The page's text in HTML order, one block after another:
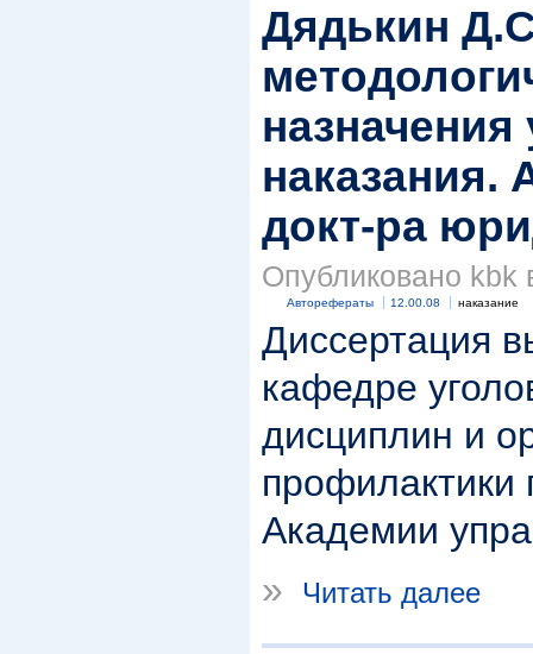
Дядькин
назначения
наказания.
докт-ра
Опубликовано kbk
Авторефераты 12.00.08 наказание
Диссертация
кафедре
дисциплин и
профилактики
Академии
»
Читать далее